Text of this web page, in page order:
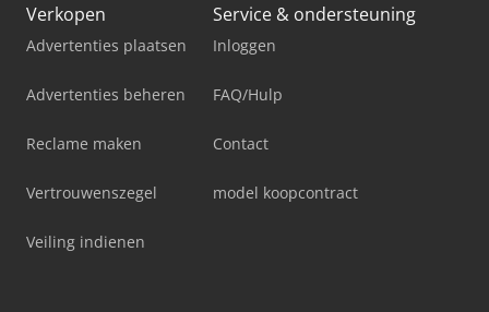
Verkopen
Advertenties plaatsen
Advertenties beheren
Reclame maken
Vertrouwenszegel
Veiling indienen
Service & ondersteuning
Inloggen
FAQ/Hulp
Contact
model koopcontract